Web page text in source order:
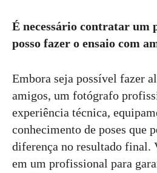
É necessário contratar um
posso fazer o ensaio com
Embora seja possível fazer
amigos, um fotógrafo
experiência técnica,
conhecimento de poses que
diferença no resultado final.
em um profissional para